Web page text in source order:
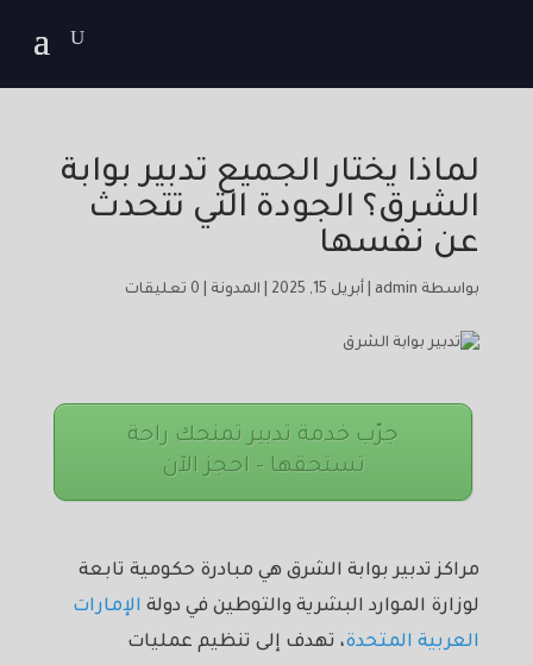
لماذا يختار الجميع تدبير بوابة
الشرق؟ الجودة التي تتحدث
عن نفسها
بواسطة admin
| أبريل 15, 2025 المدونة 0 تعليقات
جرّب خدمة تدبير تمنحك راحة
تستحقها – احجز الآن
مراكز تدبير بوابة الشرق هي مبادرة حكومية تابعة
لوزارة الموارد البشرية والتوطين في دولة الإمارات
العربية المتحدة، تهدف إلى تنظيم عمليات